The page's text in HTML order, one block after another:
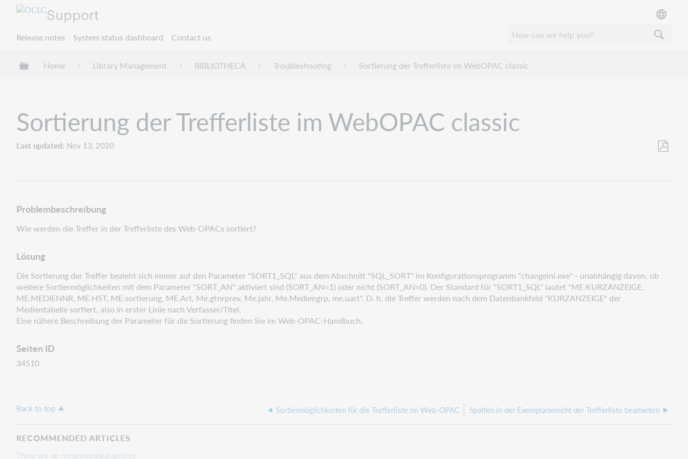
Support
Release notes System status dashboard Contact us
Expand/collapse global hierarchy
Home Library Management BIBLIOTHECA Troubleshooting Sortierung der Trefferliste im WebOPAC classic
Sortierung der Trefferliste im WebOPAC classic
Last updated Nov 13, 2020
Problembeschreibung
Wie werden die Treffer in der Trefferliste des Web-OPACs sortiert?
Lösung
Die Sortierung der Treffer bezieht sich immer auf den Parameter "SORT1_SQL" aus dem Abschnitt "SQL_SORT" im Konfigurationsprogramm "changeini.exe" - unabhängig davon, ob
weitere Sortiermöglichkeiten mit dem Parameter "SORT_AN" aktiviert sind (SORT_AN=1) oder nicht (SORT_AN=0). Der Standard für "SORT1_SQL" lautet "ME.KURZANZEIGE,
ME.MEDIENNR, ME.HST, ME.sortierung, ME.Art, Me.gtnrprev, Me.jahr, Me.Mediengrp, me.uart". D. h. die Treffer werden nach dem Datenbankfeld "KURZANZEIGE" der
Medientabelle sortiert, also in erster Linie nach Verfasser/Titel.
Eine nähere Beschreibung der Parameter für die Sortierung finden Sie im Web-OPAC-Handbuch.
Seiten ID
34510
Back to top Sortiermöglichkeiten für die Trefferliste im Web-OPAC Spalten in der Exemplaransicht der Trefferliste bearbeiten
RECOMMENDED ARTICLES
There are no recommended articles.